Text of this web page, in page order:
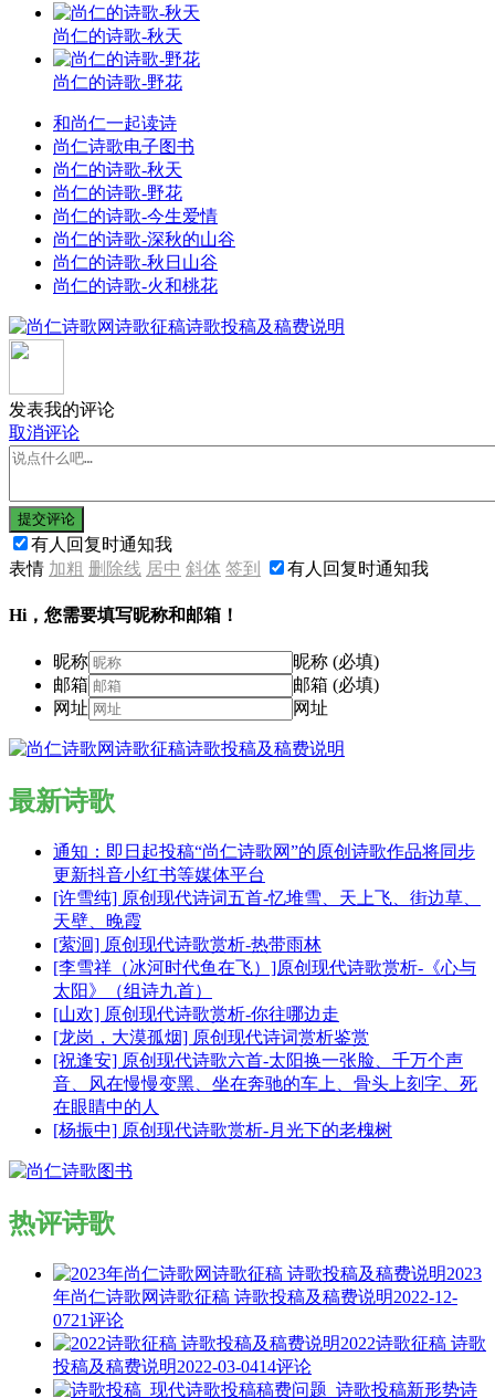
尚仁的诗歌-秋天
尚仁的诗歌-野花
和尚仁一起读诗
尚仁诗歌电子图书
尚仁的诗歌-秋天
尚仁的诗歌-野花
尚仁的诗歌-今生爱情
尚仁的诗歌-深秋的山谷
尚仁的诗歌-秋日山谷
尚仁的诗歌-火和桃花
发表我的评论
取消评论
提交评论
有人回复时通知我
表情 加粗 删除线 居中 斜体 签到 有人回复时通知我
Hi，您需要填写昵称和邮箱！
昵称
昵称 (必填)
邮箱
邮箱 (必填)
网址
网址
最新诗歌
通知：即日起投稿“尚仁诗歌网”的原创诗歌作品将同步
更新抖音小红书等媒体平台
[许雪纯] 原创现代诗词五首-忆堆雪、天上飞、街边草、
天壁、晚霞
[萦洄] 原创现代诗歌赏析-热带雨林
[李雪祥（冰河时代鱼在飞）]原创现代诗歌赏析-《心与
太阳》（组诗九首）
[山欢] 原创现代诗歌赏析-你往哪边走
[龙岗，大漠孤烟] 原创现代诗词赏析鉴赏
[祝逢安] 原创现代诗歌六首-太阳换一张脸、千万个声
音、风在慢慢变黑、坐在奔驰的车上、骨头上刻字、死
在眼睛中的人
[杨振中] 原创现代诗歌赏析-月光下的老槐树
热评诗歌
2023
年尚仁诗歌网诗歌征稿 诗歌投稿及稿费说明2022-12-
0721评论
2022诗歌征稿 诗歌
投稿及稿费说明2022-03-0414评论
诗